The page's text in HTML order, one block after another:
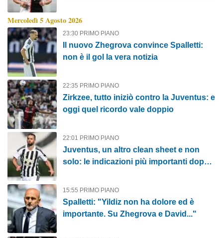
Mercoledì 5 Agosto 2026
23:30 PRIMO PIANO
Il nuovo Zhegrova convince Spalletti:
non è il gol la vera notizia
22:35 PRIMO PIANO
Zirkzee, tutto iniziò contro la Juventus: e
oggi quel ricordo vale doppio
22:01 PRIMO PIANO
Juventus, un altro clean sheet e non
solo: le indicazioni più importanti dopo il
15:55 PRIMO PIANO
Spalletti: "Yildiz non ha dolore ed è
importante. Su Zhegrova e David..."